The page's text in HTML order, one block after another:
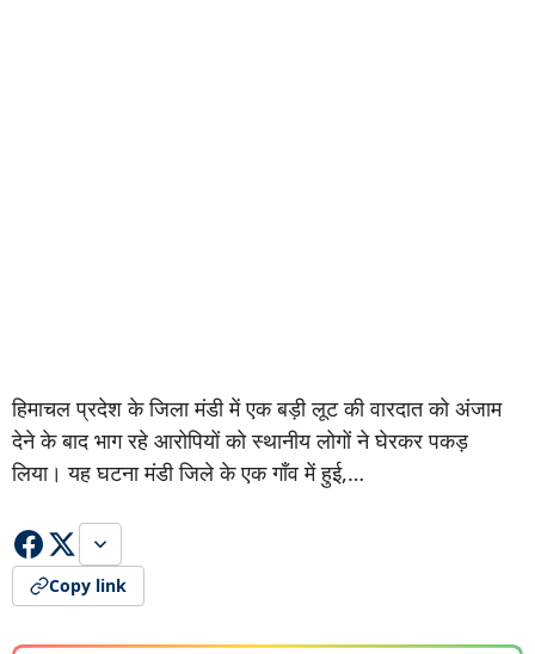
हिमाचल प्रदेश के जिला मंडी में एक बड़ी लूट की वारदात को अंजाम
देने के बाद भाग रहे आरोपियों को स्थानीय लोगों ने घेरकर पकड़
लिया। यह घटना मंडी जिले के एक गाँव में हुई,…
Copy link